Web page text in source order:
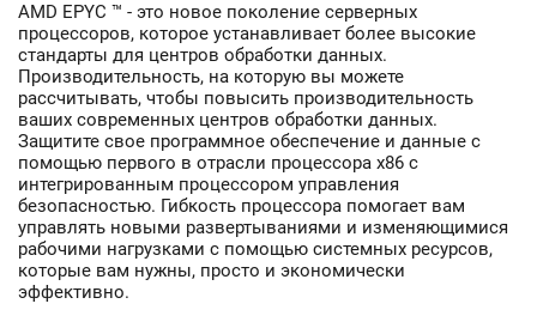
AMD EPYC ™ - это новое поколение серверных
процессоров, которое устанавливает более высокие
стандарты для центров обработки данных.
Производительность, на которую вы можете
рассчитывать, чтобы повысить производительность
ваших современных центров обработки данных.
Защитите свое программное обеспечение и данные с
помощью первого в отрасли процессора x86 с
интегрированным процессором управления
безопасностью. Гибкость процессора помогает вам
управлять новыми развертываниями и изменяющимися
рабочими нагрузками с помощью системных ресурсов,
которые вам нужны, просто и экономически
эффективно.